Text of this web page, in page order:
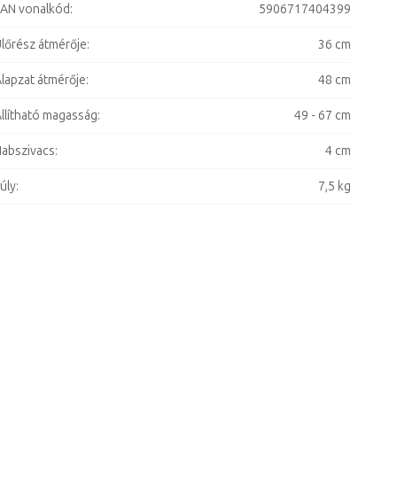
vonalkód: 5906717404399
átmérője: 36 cm
átmérője: 48 cm
magasság: 49 - 67 cm
: 4 cm
: 7,5 kg